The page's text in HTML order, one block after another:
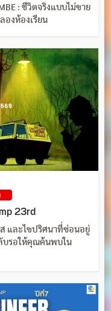
: ชีวิตจริงแบบไม่ขาย
องห้องเรียน
23rd
และไขปริศนาที่ซ่อนอยู่
ลับรอให้คุณค้นพบใน